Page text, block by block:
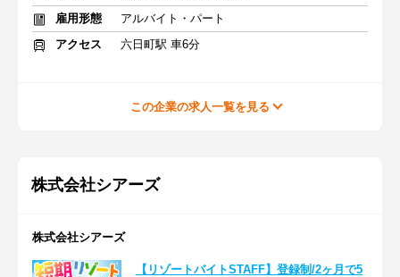
雇用形態
アルバイト・パート
アクセス
六日町駅 車6分
この企業の求人一覧を見る
株式会社シアーズ
株式会社シアーズ
【リゾートバイトSTAFF】登録制/2ヶ月で5